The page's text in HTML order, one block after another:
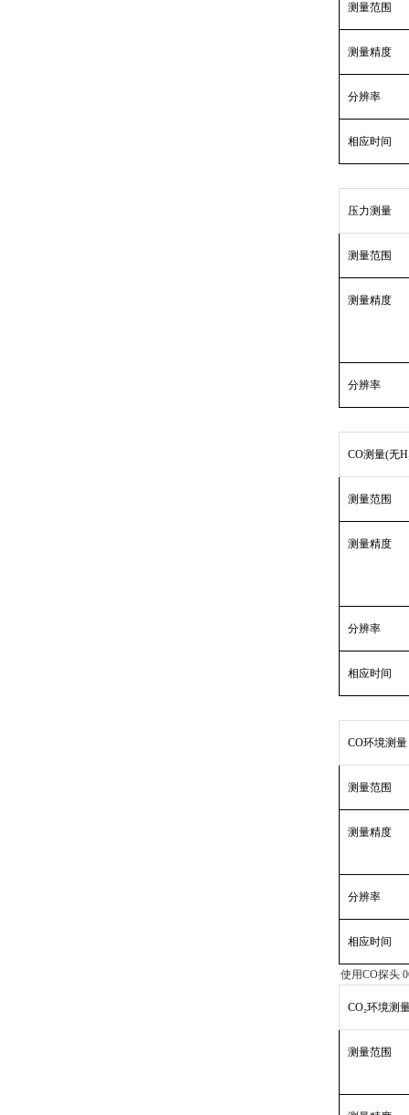
测量范围
测量精度
分辨率
相应时间
压力测量
测量范围
测量精度
分辨率
CO测量(无
测量范围
测量精度
分辨率
相应时间
CO环境测量
测量范围
测量精度
分辨率
相应时间
使用CO探头
CO₂环境测
测量范围